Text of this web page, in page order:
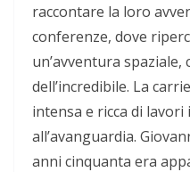
raccontare la loro
conferenze, dove
un’avventura spaziale,
dell’incredibile. La
intensa e ricca di
all’avanguardia.
anni cinquanta era